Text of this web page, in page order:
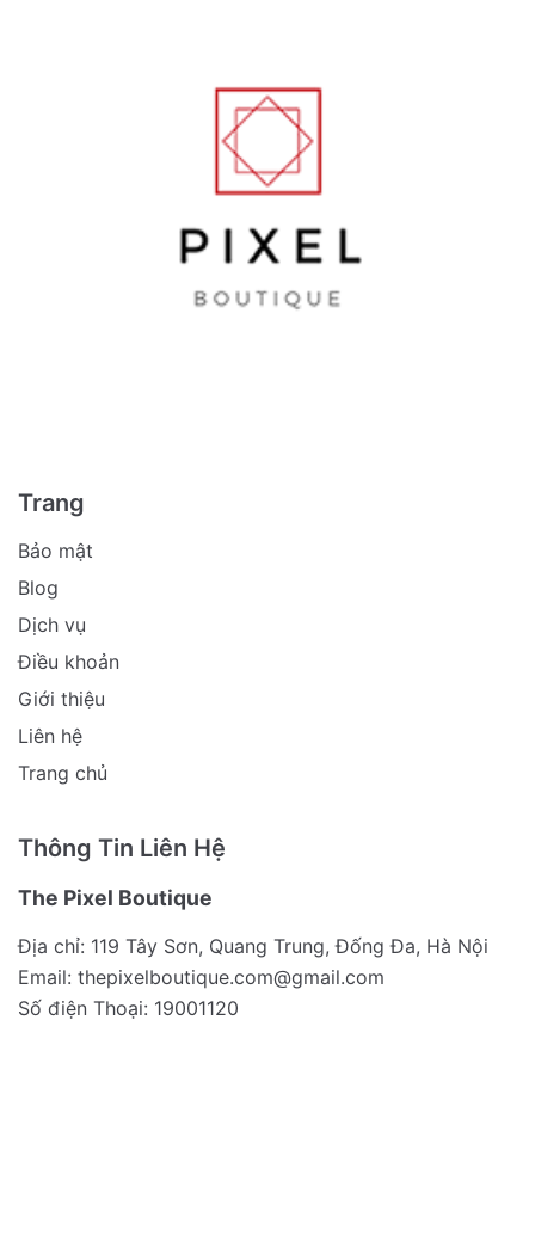
Trang
Bảo mật
Blog
Dịch vụ
Điều khoản
Giới thiệu
Liên hệ
Trang chủ
Thông Tin Liên Hệ
The Pixel Boutique
Địa chỉ: 119 Tây Sơn, Quang Trung, Đống Đa, Hà Nội
Email: thepixelboutique.com@gmail.com
Số điện Thoại: 19001120